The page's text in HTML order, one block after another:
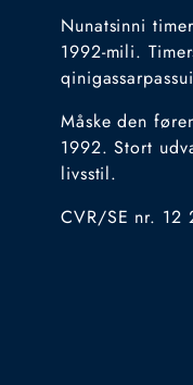
Nunatsinni
1992-mili.
Måske den
1992. Stort
livsstil.
CVR/SE nr. 12